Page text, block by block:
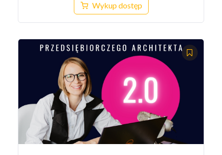
Wykup dostęp